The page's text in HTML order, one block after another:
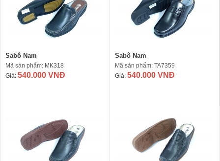
Sabô Nam
Mã sản phẩm: MK318
Giá: 540.000 VNĐ
Sabô Nam
Mã sản phẩm: TA7359
Giá: 540.000 VNĐ